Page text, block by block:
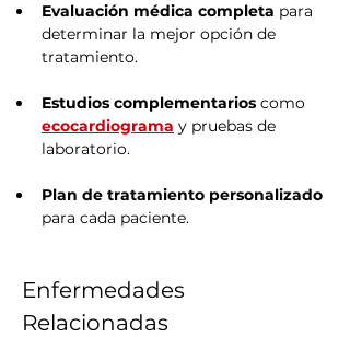
Evaluación médica completa para
determinar la mejor opción de
tratamiento.
Estudios complementarios como
ecocardiograma y pruebas de
laboratorio.
Plan de tratamiento personalizado
para cada paciente.
Enfermedades
Relacionadas